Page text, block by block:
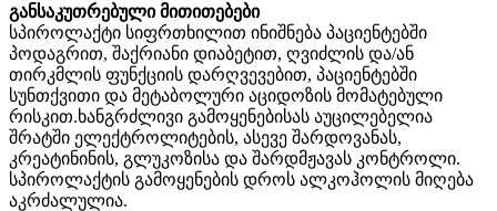
განსაკუთრებული მითითებები
სპიროლაქტი სიფრთხილით ინიშნება პაციენტებში
პოდაგრით, შაქრიანი დიაბეტით, ღვიძლის და/ან
თირკმლის ფუნქციის დარღვევებით, პაციენტებში
სუნთქვითი და მეტაბოლური აციდოზის მომატებული
რისკით. ხანგრძლივი გამოყენებისას აუცილებელია
შრატში ელექტროლიტების, ასევე შარდოვანას,
კრეატინინის, გლუკოზისა და შარდმჟავას კონტროლი.
სპიროლაქტის გამოყენების დროს ალკოჰოლის მიღება
აკრძალულია.